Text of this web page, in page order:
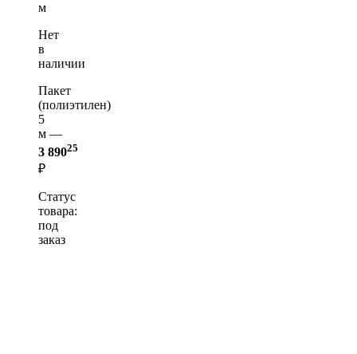
м
Нет
в
наличии
Пакет
(полиэтилен)
5
м —
3 89025
₽
Статус
товара:
под
заказ